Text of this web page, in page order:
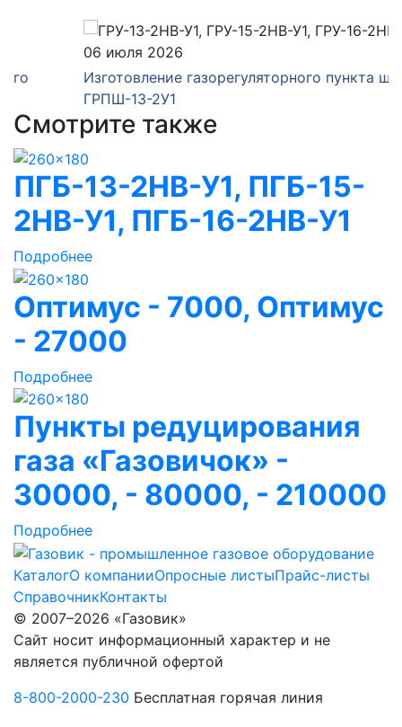
06 июля 2026
Изготовление газорегуляторного пункта шкафного
ГРПШ-13-2У1
Смотрите также
ПГБ-13-2НВ-У1, ПГБ-15-
2НВ-У1, ПГБ-16-2НВ-У1
Подробнее
Оптимус - 7000, Оптимус
- 27000
Подробнее
Пункты редуцирования
газа «Газовичок» -
30000, - 80000, - 210000
Подробнее
КаталогО компанииОпросные листыПрайс-листы
СправочникКонтакты
© 2007–2026 «Газовик»
Сайт носит информационный характер и не
является публичной офертой
8-800-2000-230 Бесплатная горячая линия